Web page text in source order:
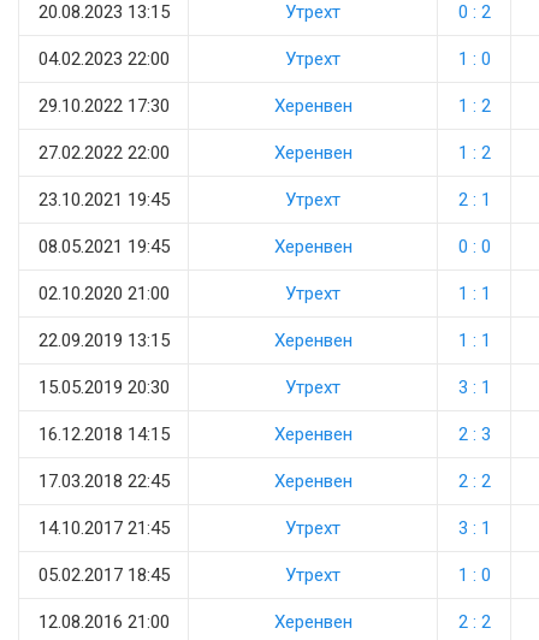
20.08.2023 13:15 Утрехт 0 : 2
04.02.2023 22:00 Утрехт 1 : 0
29.10.2022 17:30 Херенвен 1 : 2
27.02.2022 22:00 Херенвен 1 : 2
23.10.2021 19:45 Утрехт 2 : 1
08.05.2021 19:45 Херенвен 0 : 0
02.10.2020 21:00 Утрехт 1 : 1
22.09.2019 13:15 Херенвен 1 : 1
15.05.2019 20:30 Утрехт 3 : 1
16.12.2018 14:15 Херенвен 2 : 3
17.03.2018 22:45 Херенвен 2 : 2
14.10.2017 21:45 Утрехт 3 : 1
05.02.2017 18:45 Утрехт 1 : 0
12.08.2016 21:00 Херенвен 2 : 2